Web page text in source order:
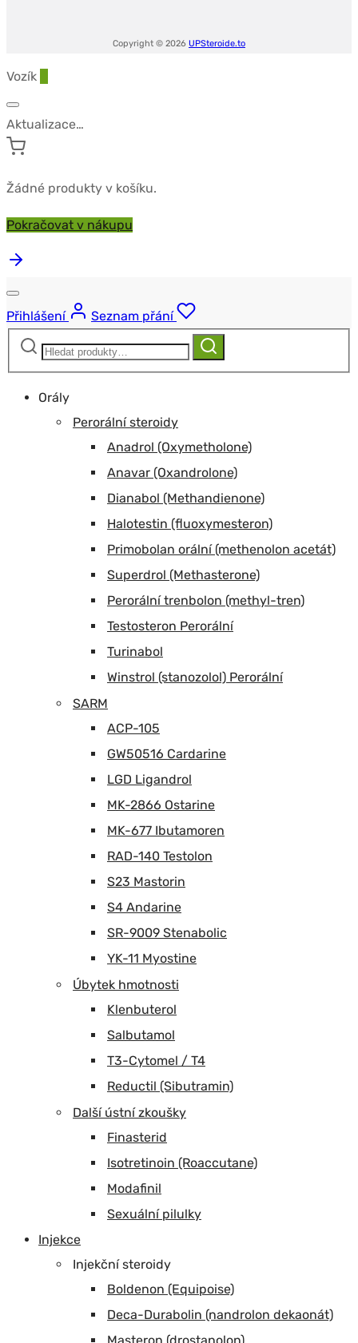
Copyright © 2026 UPSteroide.to
Vozík
Aktualizace…
Žádné produkty v košíku.
Pokračovat v nákupu
Přihlášení
Seznam přání
Hledat:
Hledat
Orály
Perorální steroidy
Anadrol (Oxymetholone)
Anavar (Oxandrolone)
Dianabol (Methandienone)
Halotestin (fluoxymesteron)
Primobolan orální (methenolon acetát)
Superdrol (Methasterone)
Perorální trenbolon (methyl-tren)
Testosteron Perorální
Turinabol
Winstrol (stanozolol) Perorální
SARM
ACP-105
GW50516 Cardarine
LGD Ligandrol
MK-2866 Ostarine
MK-677 Ibutamoren
RAD-140 Testolon
S23 Mastorin
S4 Andarine
SR-9009 Stenabolic
YK-11 Myostine
Úbytek hmotnosti
Klenbuterol
Salbutamol
T3-Cytomel / T4
Reductil (Sibutramin)
Další ústní zkoušky
Finasterid
Isotretinoin (Roaccutane)
Modafinil
Sexuální pilulky
Injekce
Injekční steroidy
Boldenon (Equipoise)
Deca-Durabolin (nandrolon dekaonát)